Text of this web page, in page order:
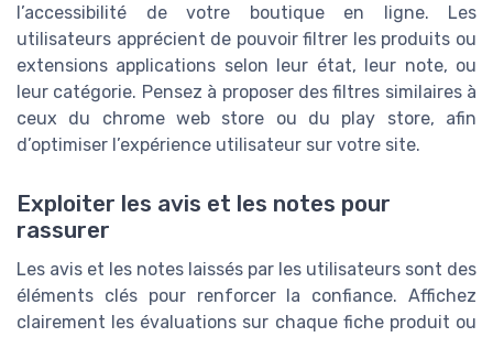
l’accessibilité de votre boutique en ligne. Les
utilisateurs apprécient de pouvoir filtrer les produits ou
extensions applications selon leur état, leur note, ou
leur catégorie. Pensez à proposer des filtres similaires à
ceux du chrome web store ou du play store, afin
d’optimiser l’expérience utilisateur sur votre site.
Exploiter les avis et les notes pour
rassurer
Les avis et les notes laissés par les utilisateurs sont des
éléments clés pour renforcer la confiance. Affichez
clairement les évaluations sur chaque fiche produit ou